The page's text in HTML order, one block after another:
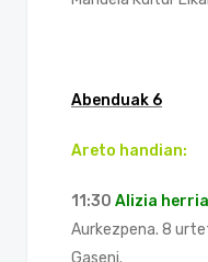
Abenduak 6
Areto handian:
11:30 Alizia
Aurkezpena. 8
Gaseni.